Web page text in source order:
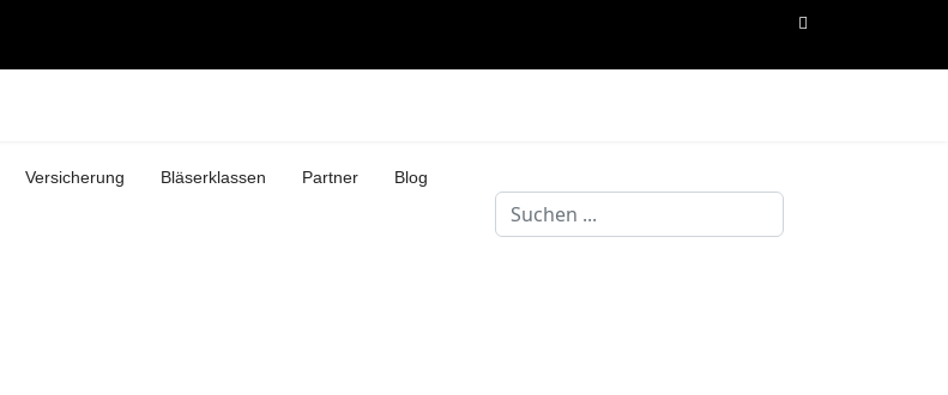
Versicherung Bläserklassen Partner Blog
Suchen
...